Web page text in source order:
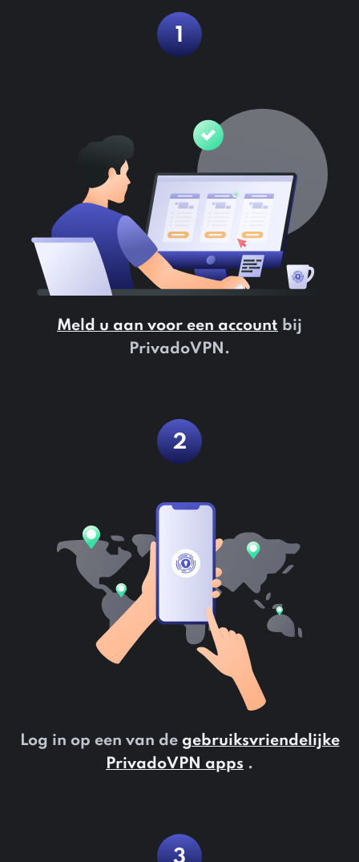
1
Meld u aan voor een account bij
PrivadoVPN.
2
Log in op een van de gebruiksvriendelijke
PrivadoVPN apps .
3